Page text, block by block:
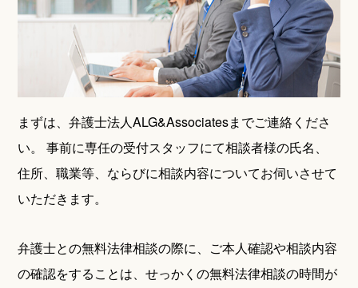
まずは、弁護士法人ALG&Associatesまでご連絡くださ
い。
事前に専任の受付スタッフにて相談者様の氏名、
住所、職業等、ならびに相談内容についてお伺いさせて
いただきます。
弁護士との無料法律相談の際に、ご本人確認や相談内容
の確認をすることは、せっかくの無料法律相談の時間が